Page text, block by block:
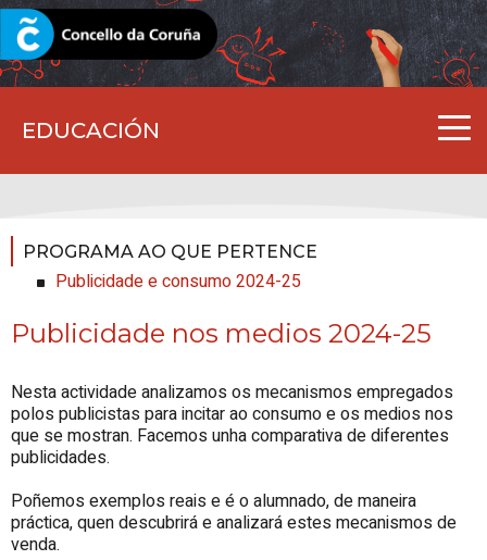
EDUCACIÓN
CORUNA.GAL
PROGRAMA AO QUE PERTENCE
Publicidade e consumo 2024-25
Publicidade nos medios 2024-25
Nesta actividade analizamos os mecanismos empregados
polos publicistas para incitar ao consumo e os medios nos
que se mostran. Facemos unha comparativa de diferentes
publicidades.
Poñemos exemplos reais e é o alumnado, de maneira
práctica, quen descubrirá e analizará estes mecanismos de
venda.